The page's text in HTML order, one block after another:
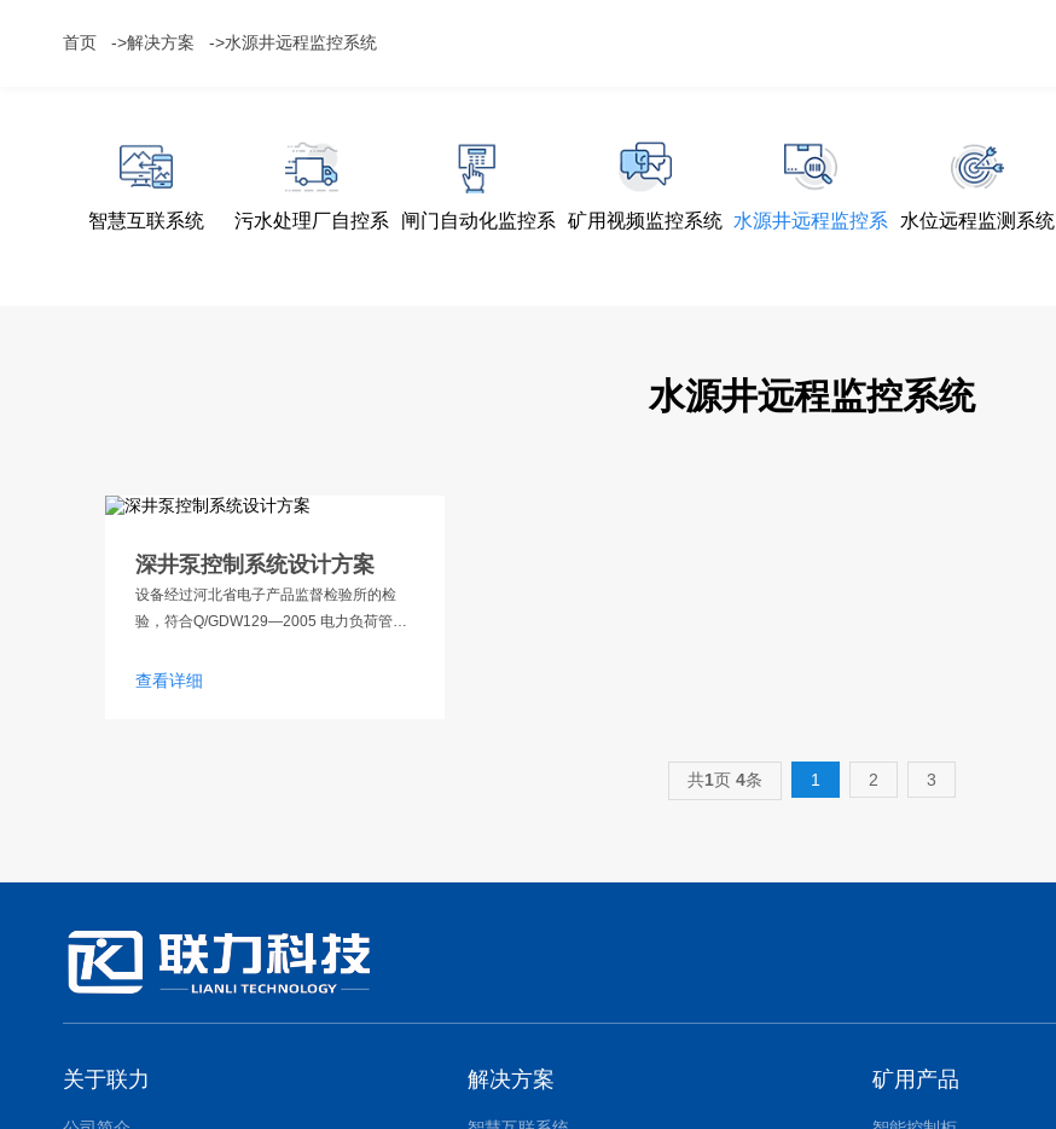
首页 ->解决方案 ->水源井远程监控系统
智慧互联系统
污水处理厂自控系
闸门自动化监控系
矿用视频监控系统
水源井远程监控系
水位远程监测系统
水源井远程监控系统
深井泵控制系统设计方案
设备经过河北省电子产品监督检验所的检
验，符合Q/GDW129—2005 电力负荷管理
工电子产品环境试验、GB4943-2001 信息
查看详细
共1页 4条 1 2 3
关于联力 解决方案 矿用产品